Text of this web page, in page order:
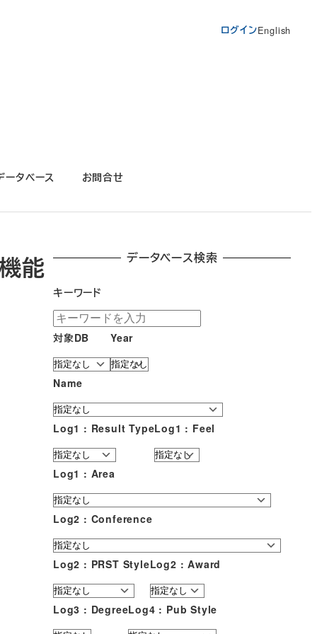
ログインEnglish
ータベース お問合せ
能 データベース検索
キーワード
対象DB Year
Name
Log1 : Result TypeLog1 : Feel
Log1 : Area
Log2 : Conference
Log2 : PRST StyleLog2 : Award
Log3 : DegreeLog4 : Pub Style